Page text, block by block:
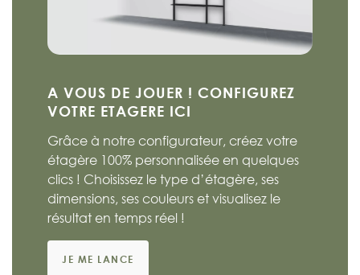
A VOUS DE JOUER ! CONFIGUREZ
VOTRE ETAGERE ICI
Grâce à notre configurateur, créez votre
étagère 100% personnalisée en quelques
clics ! Choisissez le type d’étagère, ses
dimensions, ses couleurs et visualisez le
résultat en temps réel !
JE ME LANCE